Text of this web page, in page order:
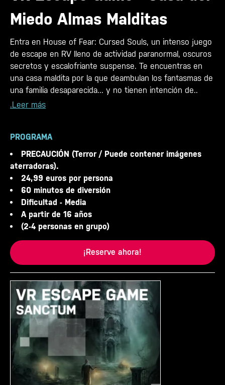
Miedo Almas Malditas
Entra en House of Fear: Cursed Souls, un intenso juego
de escape en RV lleno de actividad paranormal, oscuros
secretos y escalofriante suspense. Te encuentras en
una casa maldita por la que deambulan los fantasmas de
una familia desaparecida... y no tienen intención de..
.Leer más
PROGRAMA
PRECAUCIÓN (Terror / Puede contener imágenes
aterradoras).
24,99 euros por persona
60 minutos de diversión
Dificultad - Media
A partir de 16 años
(2-4 personas en grupo)
¡Reserve ahora!